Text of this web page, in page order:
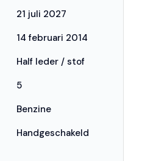
21 juli 2027
14 februari 2014
Half leder / stof
5
Benzine
Handgeschakeld